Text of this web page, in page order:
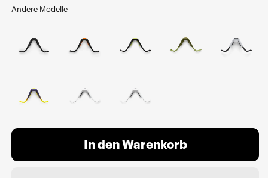
Andere Modelle
In den Warenkorb